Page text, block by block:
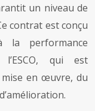
un niveau de
contrat est conçu
performance
qui est
en œuvre, du